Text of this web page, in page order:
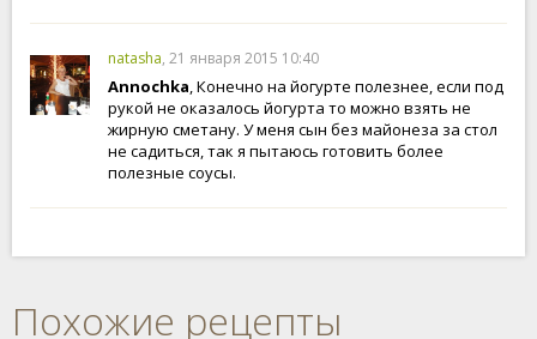
natasha, 21 января 2015 10:40
Annochka, Конечно на йогурте полезнее, если под
рукой не оказалось йогурта то можно взять не
жирную сметану. У меня сын без майонеза за стол
не садиться, так я пытаюсь готовить более
полезные соусы.
Похожие рецепты